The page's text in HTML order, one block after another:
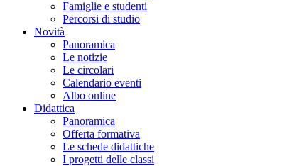
Famiglie e studenti
Percorsi di studio
Novità
Panoramica
Le notizie
Le circolari
Calendario eventi
Albo online
Didattica
Panoramica
Offerta formativa
Le schede didattiche
I progetti delle classi